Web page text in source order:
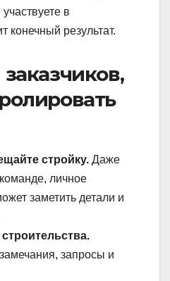
в
конечный результат.
стройку. Даже
личное
заметить детали и
запросы и